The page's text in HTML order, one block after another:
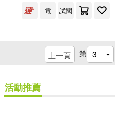
碰碰俺爺(12) 管
約翰．哈威(12)
萬卷出版公司(67)
ホビーストック(66)
電
試閱
上一頁 第
活動推薦